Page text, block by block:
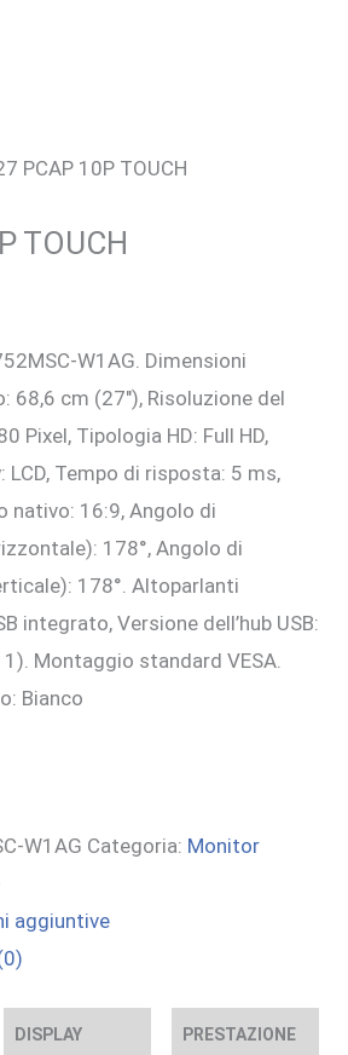
PCAP 10P TOUCH
TOUCH
€.
W1AG. Dimensioni
68,6 cm (27″), Risoluzione del
Pixel, Tipologia HD: Full HD,
LCD, Tempo di risposta: 5 ms,
nativo: 16:9, Angolo di
178°, Angolo di
178°. Altoparlanti
integrato, Versione dell’hub USB:
1). Montaggio standard VESA.
Bianco
W1AG Categoria: Monitor
aggiuntive
DISPLAY PRESTAZIONE